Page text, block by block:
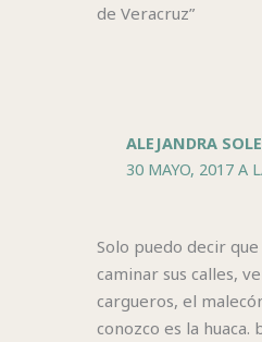
de Veracruz”
ALEJANDRA
30 MAYO, 2017 A
Solo puedo decir
caminar sus calles,
cargueros, el
conozco es la